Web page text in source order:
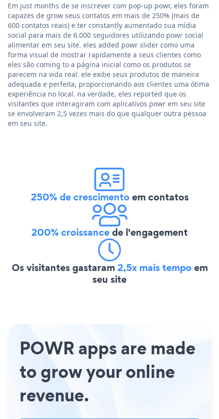
Em just months de se inscrever com pop-up powr, eles foram
capazes de grow seus contatos em mais de 250% (mais de
600 contatos reais) e ter constantly aumentado sua mídia
social para mais de 6.000 seguidores utilizando powr social
alimentar em seu site. eles added powr slider como uma
forma visual de mostrar rapidamente a seus clientes como
eles são coming to a página inicial como os produtos se
parecem na vida real. ele exibe seus produtos de maneira
adequada e perfeita, proporcionando aos clientes uma ótima
experiência no local. na verdade, eles reported que os
visitantes que interagiram com aplicativos powr em seu site
se envolveram 2,5 vezes mais do que qualquer outra pessoa
em seu site.
250% de crescimentoem contatos
200% croissancede l'engagement
Os visitantes gastaram2,5x mais tempoem
seu site
POWR apps are made
to grow your online
revenue.